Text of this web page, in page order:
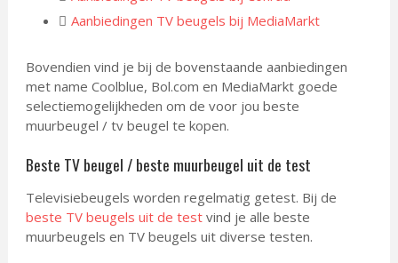
Aanbiedingen TV beugels bij MediaMarkt
Bovendien vind je bij de bovenstaande aanbiedingen
met name Coolblue, Bol.com en MediaMarkt goede
selectiemogelijkheden om de voor jou beste
muurbeugel / tv beugel te kopen.
Beste TV beugel / beste muurbeugel uit de test
Televisiebeugels worden regelmatig getest. Bij de
beste TV beugels uit de testvind je alle beste
muurbeugels en TV beugels uit diverse testen.